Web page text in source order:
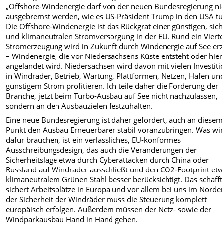
„Offshore-Windenergie darf von der neuen Bundesregierung
ausgebremst werden, wie es US-Präsident Trump in den USA
Die Offshore-Windenergie ist das Rückgrat einer günstigen,
und klimaneutralen Stromversorgung in der EU. Rund ein
Stromerzeugung wird in Zukunft durch Windenergie auf See
– Windenergie, die vor Niedersachsens Küste entsteht oder hier
angelandet wird. Niedersachsen wird davon mit vielen
in Windräder, Betrieb, Wartung, Plattformen, Netzen, Häfen
günstigem Strom profitieren. Ich teile daher die Forderung der
Branche, jetzt beim Turbo-Ausbau auf See nicht nachzulassen,
sondern an den Ausbauzielen festzuhalten.
Eine neue Bundesregierung ist daher gefordert, auch an
Punkt den Ausbau Erneuerbarer stabil voranzubringen. Was
dafür brauchen, ist ein verlässliches, EU-konformes
Ausschreibungsdesign, das auch die Veränderungen der
Sicherheitslage etwa durch Cyberattacken durch China oder
Russland auf Windräder ausschließt und den CO2-Footprint
klimaneutralem Grünen Stahl besser berücksichtigt. Das
sichert Arbeitsplätze in Europa und vor allem bei uns im
der Sicherheit der Windräder muss die Steuerung komplett
europäisch erfolgen. Außerdem müssen der Netz- sowie der
Windparkausbau Hand in Hand gehen.